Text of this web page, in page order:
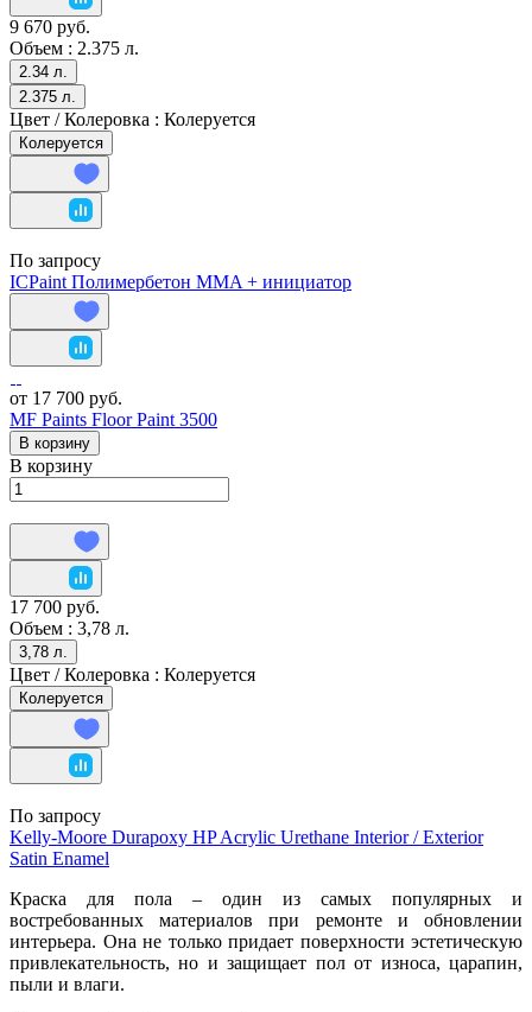
9 670 руб.
Объем : 2.375 л.
2.34 л.
2.375 л.
Цвет / Колеровка : Колеруется
Колеруется
По запросу
ICPaint Полимербетон MMA + инициатор
от 17 700 руб.
MF Paints Floor Paint 3500
В корзину
В корзину
17 700 руб.
Объем : 3,78 л.
3,78 л.
Цвет / Колеровка : Колеруется
Колеруется
По запросу
Kelly-Moore Durapoxy HP Acrylic Urethane Interior / Exterior
Satin Enamel
Краска для пола – один из самых популярных и
востребованных материалов при ремонте и обновлении
интерьера. Она не только придает поверхности эстетическую
привлекательность, но и защищает пол от износа, царапин,
пыли и влаги.